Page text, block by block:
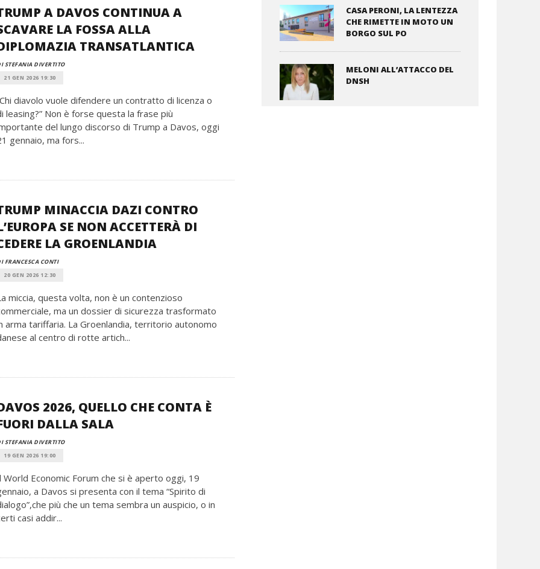
A DAVOS CONTINUA A
LA FOSSA ALLA
TRANSATLANTICA
STEFANIA DIVERTITO
21 GEN 2026 19:30
diavolo vuole difendere un contratto di licenza o
leasing?” Non è forse questa la frase più
del lungo discorso di Trump a Davos, oggi
gennaio, ma fors...
MINACCIA DAZI CONTRO
SE NON ACCETTERÀ DI
LA GROENLANDIA
FRANCESCA CONTI
20 GEN 2026 12:30
miccia, questa volta, non è un contenzioso
ma un dossier di sicurezza trasformato
arma tariffaria. La Groenlandia, territorio autonomo
al centro di rotte artich...
2026, QUELLO CHE CONTA È
DALLA SALA
STEFANIA DIVERTITO
19 GEN 2026 19:00
World Economic Forum che si è aperto oggi, 19
a Davos si presenta con il tema “Spirito di
più che un tema sembra un auspicio, o in
casi addir...
CASA PERONI, LA LENTEZZA
CHE RIMETTE IN MOTO UN
BORGO SUL PO
MELONI ALL’ATTACCO DEL
DNSH